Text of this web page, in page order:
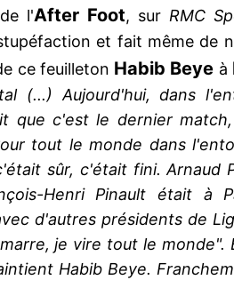
l'After Foot, sur RMC
et fait même de
ce feuilleton Habib Beye à
(...) Aujourd'hui, dans
que c'est le dernier
tout le monde dans
sûr, c'était fini. Arnaud
Henri Pinault était à
d'autres présidents de
je vire tout le monde".
Habib Beye.